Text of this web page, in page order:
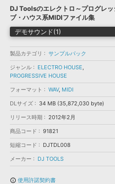
プラグイン・エフェクト »
サンプルパック »
ソフトウェア／ツール »
DAW »
効果音 »
BGM »
キャンペーン »
特集 »
ニュースレター »
SONICWIREブログ »
製品サポート情報 »
DTMガイド »
FAQ »
お問い合わせ »
サンプルパックを試そう
ボ
ELECTRONICA
EDM
ソフト音源 プラグイン・
ソフトウェア／ツール
ジャンル
フォーマット
ランキング
DJ Toolsのエレクトロ～プログレッ
ブ・ハウス系MIDIファイル集
デモサウンド(1)
製品カテゴリ
サンプルパック
ジャンル
ELECTRO HOUSE,
PROGRESSIVE HOUSE
フォーマット
WAV, MIDI
DLサイズ
34 MB (35,872,030 byte)
リリース時期
2012年2月
商品コード
91821
短縮コード
DJTDL008
メーカー
DJ TOOLS
info_outline 使用許諾契約書